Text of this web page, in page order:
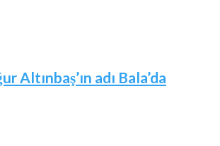
Altınbaş’ın adı Bala’da